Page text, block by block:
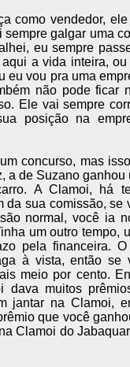
como vendedor,
galgar uma
eu sempre
a vida inteira,
eu vou pra uma
não pode ficar
Ele vai sempre
posição na
concurso, mas
a de Suzano ganhou
A Clamoi, há
sua comissão, se
normal, você ia
um outro tempo,
pela financeira.
à vista, então se
meio por cento.
muitos
jantar na Clamoi,
que você
Clamoi do